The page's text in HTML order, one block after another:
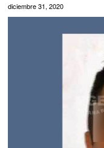
diciembre 31, 2020